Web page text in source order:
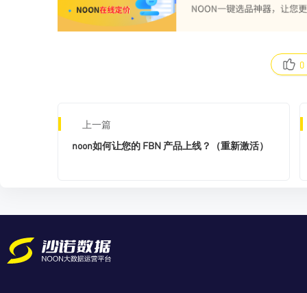
0
上一篇
noon如何让您的 FBN 产品上线？（重新激活）